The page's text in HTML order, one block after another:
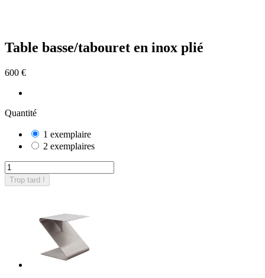
Table basse/tabouret en inox plié
600 €
Quantité
1 exemplaire
2 exemplaires
Trop tard !